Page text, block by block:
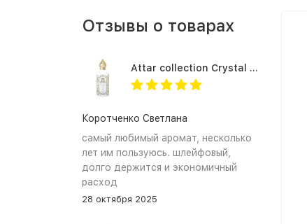
Отзывы о товарах
Attar collection Crystal love for her
Коротченко Светлана
самый любимый аромат, несколько
лет им пользуюсь. шлейфовый,
долго держится и экономичный
расход
28 октября 2025